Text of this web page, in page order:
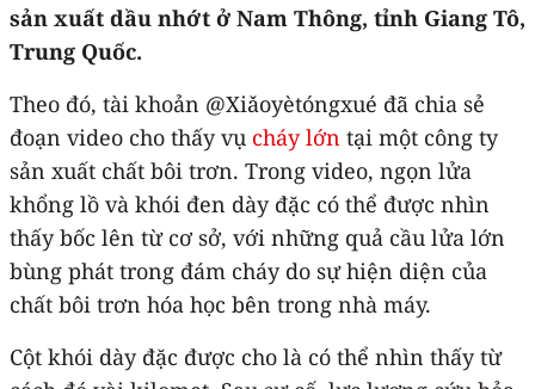
sản xuất dầu nhớt ở Nam Thông, tỉnh Giang Tô,
Trung Quốc.
Theo đó, tài khoản @Xiǎoyètóngxué đã chia sẻ
đoạn video cho thấy vụ cháy lớn tại một công ty
sản xuất chất bôi trơn. Trong video, ngọn lửa
khổng lồ và khói đen dày đặc có thể được nhìn
thấy bốc lên từ cơ sở, với những quả cầu lửa lớn
bùng phát trong đám cháy do sự hiện diện của
chất bôi trơn hóa học bên trong nhà máy.
Cột khói dày đặc được cho là có thể nhìn thấy từ